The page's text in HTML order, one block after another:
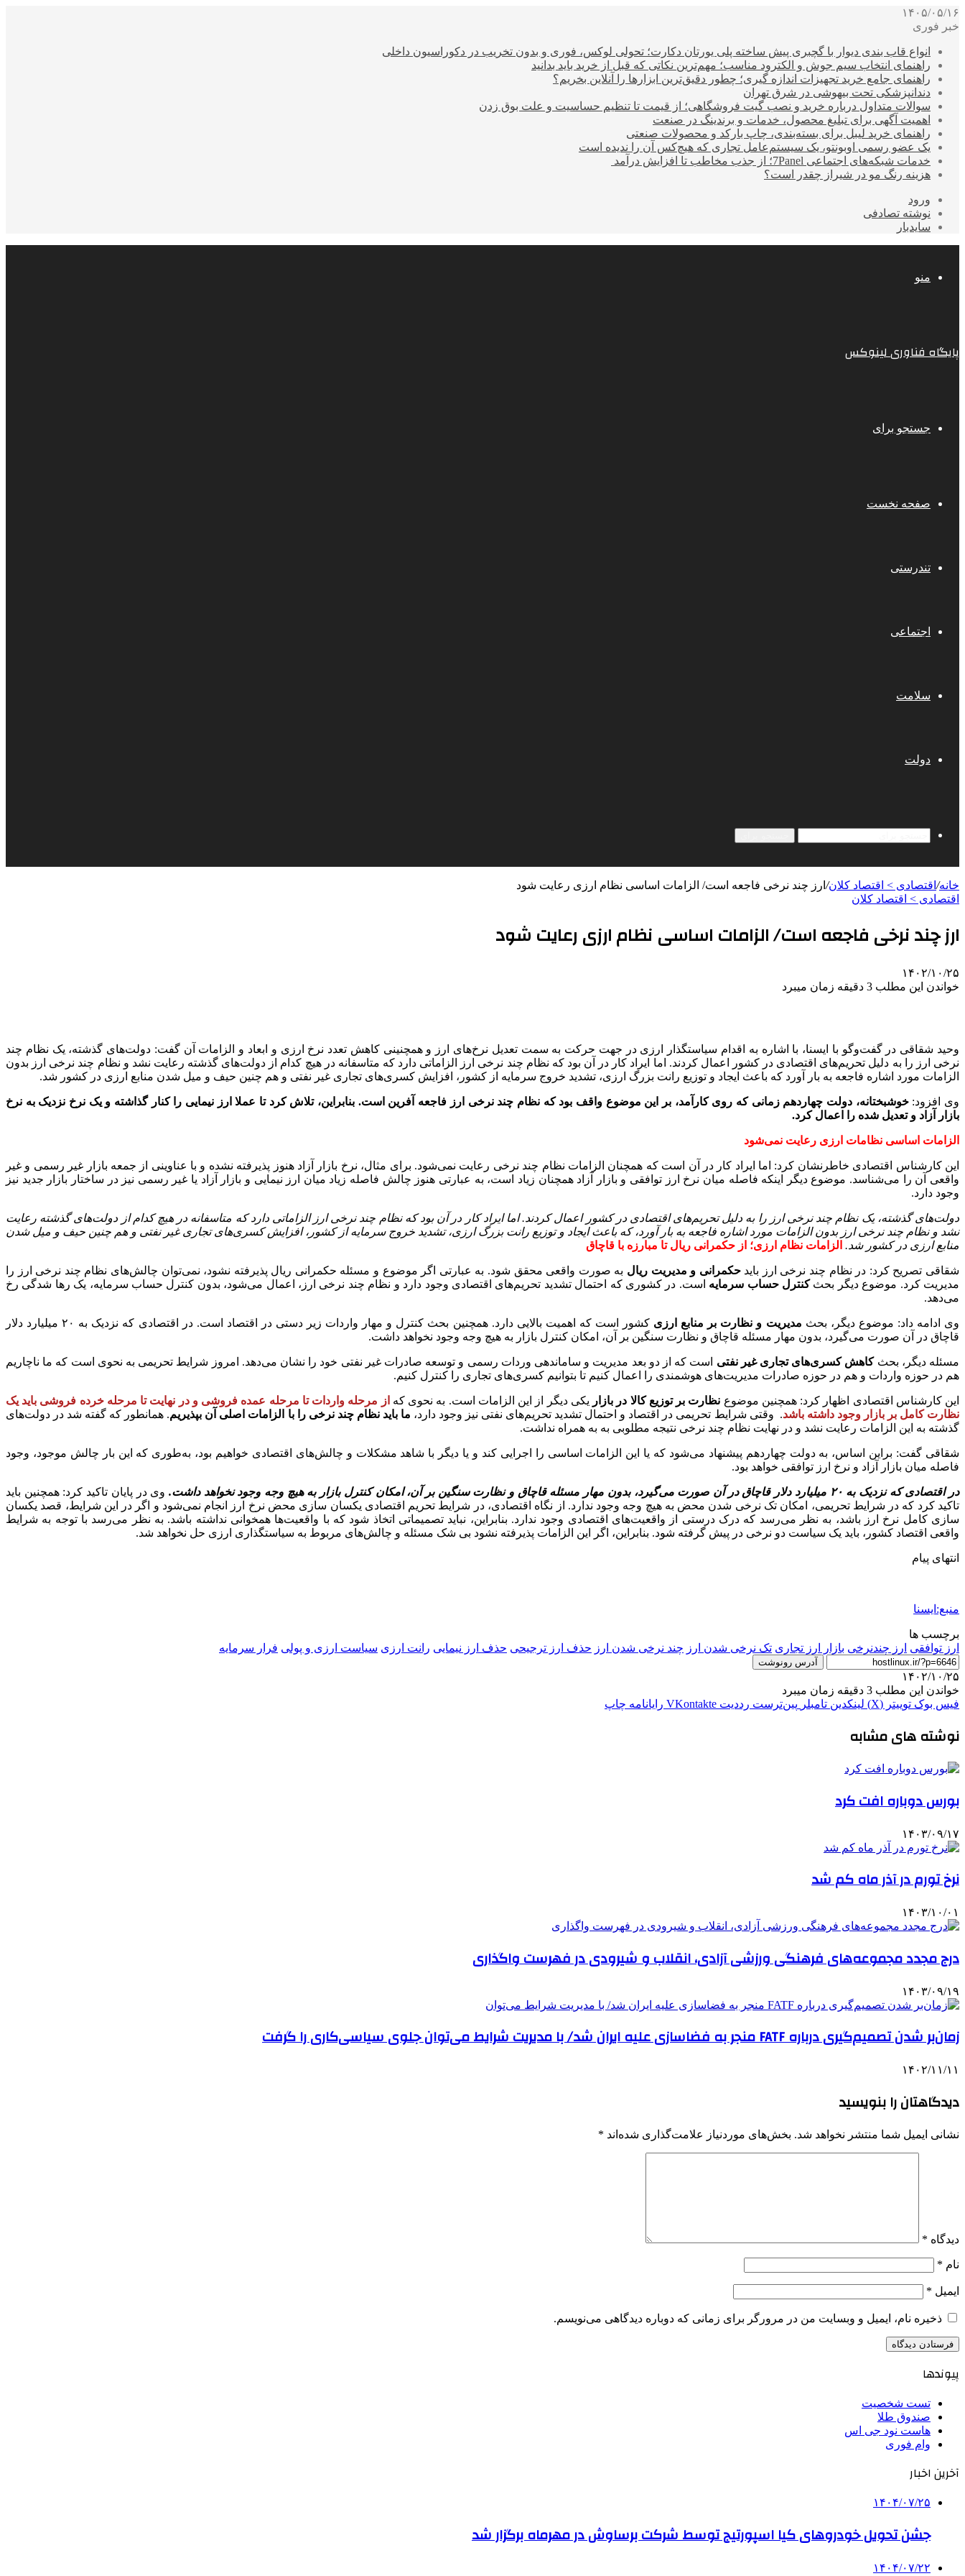
۱۴۰۵/۰۵/۱۶
خبر فوری
انواع قاب بندی دیوار با گچبری پیش ساخته پلی یورتان دکارت؛ تحولی لوکس، فوری و بدون تخریب در دکوراسیون داخلی
راهنمای انتخاب سیم جوش و الکترود مناسب؛ مهم‌ترین نکاتی که قبل از خرید باید بدانید
راهنمای جامع خرید تجهیزات اندازه گیری؛ چطور دقیق‌ترین ابزارها را آنلاین بخریم؟
دندانپزشکی تحت بیهوشی در شرق تهران
سوالات متداول درباره خرید و نصب گیت فروشگاهی؛ از قیمت تا تنظیم حساسیت و علت بوق زدن
اهمیت آگهی برای تبلیغ محصول، خدمات و برندینگ در صنعت
راهنمای خرید لیبل برای بسته‌بندی، چاپ بارکد و محصولات صنعتی
یک عضو رسمی اوبونتو، یک سیستم‌عامل تجاری که هیچ‌کس آن را ندیده است
خدمات شبکه‌های اجتماعی 7Panel؛ از جذب مخاطب تا افزایش درآمد
هزینه رنگ مو در شیراز چقدر است؟
ورود
نوشته تصادفی
سایدبار
منو
پایگاه فناوری لینوکس
جستجو برای
صفحه نخست
تندرستی
اجتماعی
سلامت
دولت
خانه/ اقتصادی > اقتصاد کلان/ ارز چند نرخی فاجعه است/ الزامات اساسی نظام ارزی رعایت شود
اقتصادی > اقتصاد کلان
ارز چند نرخی فاجعه است/ الزامات اساسی نظام ارزی رعایت شود
۱۴۰۲/۱۰/۲۵
خواندن این مطلب 3 دقیقه زمان میبرد
وحید شقاقی در گفت‌وگو با ایسنا، با اشاره به اقدام سیاستگذار ارزی در جهت حرکت به سمت تعدیل نرخ‌های ارز و همچنینی کاهش تعدد نرخ ارزی و ابعاد و الزامات آن گفت: دولت‌های گذشته، یک نظام چند
نرخی ارز را به دلیل تحریم‌های اقتصادی در کشور اعمال کردند. اما ایراد کار در آن بود که نظام چند نرخی ارز الزاماتی دارد که متاسفانه در هیچ کدام از دولت‌های گذشته رعایت نشد و نظام چند نرخی ارز بدون
الزامات مورد اشاره فاجعه به بار آورد که باعث ایجاد و توزیع رانت بزرگ ارزی، تشدید خروج سرمایه از کشور، افزایش کسری‌های تجاری غیر نفتی و هم چنین حیف و میل شدن منابع ارزی در کشور شد.
وی افزود:خوشبختانه، دولت چهاردهم زمانی که روی کارآمد، بر این موضوع واقف بود که نظام چند نرخی ارز فاجعه آفرین است. بنابراین، تلاش کرد تا عملا ارز نیمایی را کنار گذاشته و یک نرخ نزدیک به نرخ
بازار آزاد و تعدیل شده را اعمال کرد.
الزامات اساسی نظامات ارزی رعایت نمی‌شود
این کارشناس اقتصادی خاطرنشان کرد: اما ایراد کار در آن است که همچنان الزامات نظام چند نرخی رعایت نمی‌شود. برای مثال، نرخ بازار آزاد هنوز پذیرفته نشده و با عناوینی از جمعه بازار غیر رسمی و غیر
واقعی آن را می‌شناسد. موضوع دیگر اینکه فاصله میان نرخ ارز توافقی و بازار آزاد همچنان زیاد است، به عبارتی هنوز چالش فاصله زیاد میان ارز نیمایی و بازار آزاد یا غیر رسمی نیز در ساختار بازار جدید نیز
وجود دارد.
دولت‌های گذشته، یک نظام چند نرخی ارز را به دلیل تحریم‌های اقتصادی در کشور اعمال کردند. اما ایراد کار در آن بود که نظام چند نرخی ارز الزاماتی دارد که متاسفانه در هیچ کدام از دولت‌های گذشته رعایت
نشد و نظام چند نرخی ارز بدون الزامات مورد اشاره فاجعه به بار آورد، که باعث ایجاد و توزیع رانت بزرگ ارزی، تشدید خروج سرمایه از کشور، افزایش کسری‌های تجاری غیر نفتی و هم چنین حیف و میل شدن
منابع ارزی در کشور شد. الزامات نظام ارزی؛ از حکمرانی ریال تا مبارزه با قاچاق
شقاقی تصریح کرد: در نظام چند نرخی ارز بایدحکمرانی و مدیریت ریال به صورت واقعی محقق شود. به عبارتی اگر موضوع و مسئله حکمرانی ریال پذیرفته نشود، نمی‌توان چالش‌های نظام چند نرخی ارز را
مدیریت کرد. موضوع دیگر بحثکنترل حساب سرمایه است. در کشوری که احتمال تشدید تحریم‌های اقتصادی وجود دارد و نظام چند نرخی ارز، اعمال می‌شود، بدون کنترل حساب سرمایه، یک رها شدگی رخ
می‌دهد.
وی ادامه داد: موضوع دیگر، بحث مدیریت و نظارت بر منابع ارزی
کشور است که اهمیت بالایی دارد. همچنین بحث کنترل و مهار واردات زیر دستی در اقتصاد است. در اقتصادی که نزدیک به ۲۰ میلیارد دلار
قاچاق در آن صورت می‌گیرد، بدون مهار مسئله قاچاق و نظارت سنگین بر آن، امکان کنترل بازار به هیچ وجه وجود نخواهد داشت.
مسئله دیگر، بحثکاهش کسری‌های تجاری غیر نفتی است که از دو بعد مدیریت و ساماندهی وردات رسمی و توسعه صادرات غیر نفتی خود را نشان می‌دهد. امروز شرایط تحریمی به نحوی است که ما ناچاریم
هم در حوزه واردات و هم در حوزه صادرات مدیریت‌های هوشمندی را اعمال کنیم تا بتوانیم کسری‌های تجاری را کنترل کنیم.
این کارشناس اقتصادی اظهار کرد: همچنین موضوع نظارت بر توزیع کالا در بازار یکی دیگر از این الزامات است. به نحوی که از مرحله واردات تا مرحله عمده فروشی و در نهایت تا مرحله خرده فروشی باید یک
نظارت کامل بر بازار وجود داشته باشد. وقتی شرایط تحریمی در اقتصاد و احتمال تشدید تحریم‌های نفتی نیز وجود دارد، ما باید نظام چند نرخی را با الزامات اصلی آن بپذیریم. همانطور که گفته شد در دولت‌های
گذشته به این الزامات رعایت نشد و در نهایت نظام چند نرخی نتیجه مطلوبی به به همراه نداشت.
شقاقی گفت: براین اساس، به دولت چهاردهم پیشنهاد می‌شود که یا این الزامات اساسی را اجرایی کند و یا دیگر با شاهد مشکلات و چالش‌های اقتصادی خواهیم بود، به‌طوری که این بار چالش موجود، وجود
فاصله میان بازار آزاد و نرخ ارز توافقی خواهد بود.
در اقتصادی که نزدیک به ۲۰ میلیارد دلار قاچاق در آن صورت می‌گیرد، بدون مهار مسئله قاچاق و نظارت سنگین بر آن، امکان کنترل بازار به هیچ وجه وجود نخواهد داشت.
وی در پایان تاکید کرد: همچنین باید
تاکید کرد که در شرایط تحریمی، امکان تک نرخی شدن محض به هیچ وجه وجود ندارد. از نگاه اقتصادی، در شرایط تحریم اقتصادی یکسان سازی محض نرخ ارز انجام نمی‌شود و اگر در این شرایط، قصد یکسان
سازی کامل نرخ ارز باشد، به نظر می‌رسد که درک درستی از واقعیت‌های اقتصادی وجود ندارد. بنابراین، نباید تصمیماتی اتخاذ شود که با واقعیت‌ها همخوانی نداشته باشد. به نظر می‌رسد با توجه به شرایط
واقعی اقتصاد کشور، باید یک سیاست دو نرخی در پیش گرفته شود. بنابراین، اگر این الزامات پذیرفته نشود بی شک مسئله و چالش‌های مربوط به سیاستگذاری ارزی حل نخواهد شد.
انتهای پیام
منبع:ایسنا
برچسب ها
ارز توافقی ارز چندنرخی بازار ارز تجاری تک نرخی شدن ارز چند نرخی شدن ارز حذف ارز ترجیحی حذف ارز نیمایی رانت ارزی سیاست ارزی و پولی فرار سرمایه
آدرس رونوشت
۱۴۰۲/۱۰/۲۵
خواندن این مطلب 3 دقیقه زمان میبرد
فیس بوک توییتر (X) لینکدین ‫تامبلر ‫پین‌ترست ‫رددیت ‫VKontakte رایانامه چاپ
نوشته های مشابه
بورس دوباره افت کرد
۱۴۰۳/۰۹/۱۷
نرخ تورم در آذر ماه کم شد
۱۴۰۳/۱۰/۰۱
درج مجدد مجموعه‌های فرهنگی ورزشی آزادی، انقلاب و شیرودی در فهرست واگذاری
۱۴۰۳/۰۹/۱۹
زمان‌بر شدن تصمیم‌گیری درباره FATF منجر به فضاسازی علیه ایران شد/ با مدیریت شرایط می‌توان جلوی سیاسی‌کاری را گرفت
۱۴۰۲/۱۱/۱۱
دیدگاهتان را بنویسید
نشانی ایمیل شما منتشر نخواهد شد. بخش‌های موردنیاز علامت‌گذاری شده‌اند *
دیدگاه *
نام *
ایمیل *
ذخیره نام، ایمیل و وبسایت من در مرورگر برای زمانی که دوباره دیدگاهی می‌نویسم.
پیوندها
تست شخصیت
صندوق طلا
هاست نود جی اس
وام فوری
آخرین اخبار
۱۴۰۴/۰۷/۲۵
جشن تحویل خودروهای کیا اسپورتیج توسط شرکت برساوش در مهرماه برگزار شد
۱۴۰۴/۰۷/۲۲